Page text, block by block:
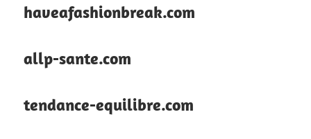
haveafashionbreak.com
allp-sante.com
tendance-equilibre.com